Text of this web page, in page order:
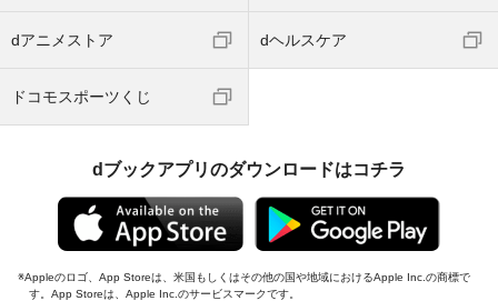
dアニメストア dヘルスケア
ドコモスポーツくじ
dブックアプリのダウンロードはコチラ
Appleのロゴ、App Storeは、米国もしくはその他の国や地域におけるApple Inc.の商標で
す。App Storeは、Apple Inc.のサービスマークです。